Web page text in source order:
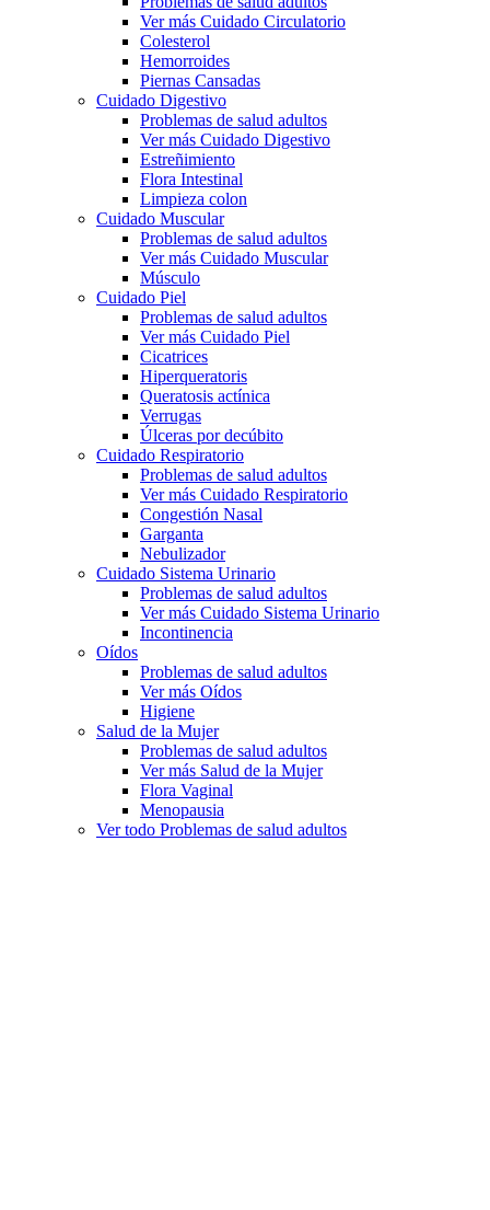
Ver más Cuidado Circulatorio
Colesterol
Hemorroides
Piernas Cansadas
Cuidado Digestivo
Problemas de salud adultos
Ver más Cuidado Digestivo
Estreñimiento
Flora Intestinal
Limpieza colon
Cuidado Muscular
Problemas de salud adultos
Ver más Cuidado Muscular
Músculo
Cuidado Piel
Problemas de salud adultos
Ver más Cuidado Piel
Cicatrices
Hiperqueratoris
Queratosis actínica
Verrugas
Úlceras por decúbito
Cuidado Respiratorio
Problemas de salud adultos
Ver más Cuidado Respiratorio
Congestión Nasal
Garganta
Nebulizador
Cuidado Sistema Urinario
Problemas de salud adultos
Ver más Cuidado Sistema Urinario
Incontinencia
Oídos
Problemas de salud adultos
Ver más Oídos
Higiene
Salud de la Mujer
Problemas de salud adultos
Ver más Salud de la Mujer
Flora Vaginal
Menopausia
Ver todo Problemas de salud adultos